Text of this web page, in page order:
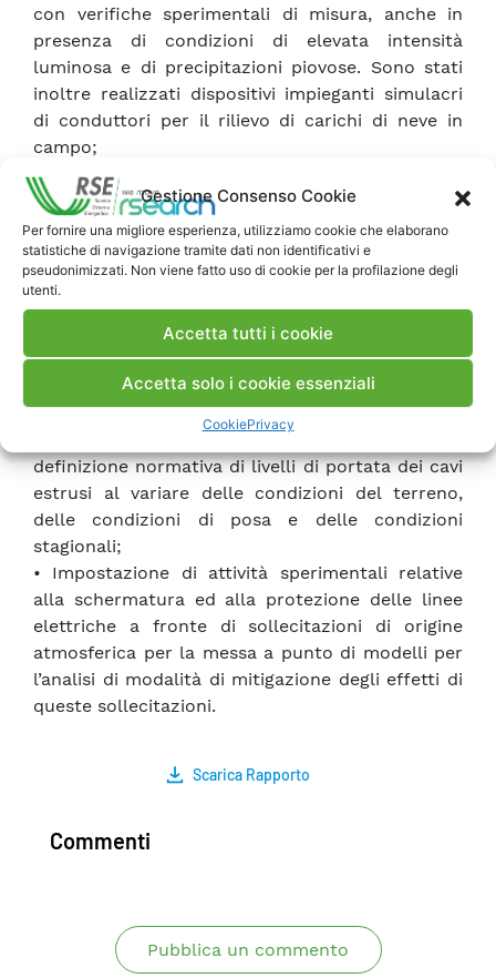
Gestione Consenso Cookie
Per fornire una migliore esperienza, utilizziamo cookie che elaborano
statistiche di navigazione tramite dati non identificativi e
pseudonimizzati. Non viene fatto uso di cookie per la profilazione degli
utenti.
Accetta tutti i cookie
Accetta solo i cookie essenziali
CookiePrivacy
con verifiche sperimentali di misura, anche in
presenza di condizioni di elevata intensità
luminosa e di precipitazioni piovose. Sono stati
inoltre realizzati dispositivi impieganti simulacri
di conduttori per il rilievo di carichi di neve in
campo;
• Impostazione di attività per la verifica di
dispositivi di misura della temperatura distribuita
dei conduttori di linee aeree in alta tensione
mediante sensori in fibra ottica, con riferimento
a campate sperimentali equipaggiate con funi di
guardia ottiche e con cavi ottici avvolti su
conduttore di fase;
• Impostazione delle attività e definizione del
layout di prova per la verifica delle portate in
corrente di cavi estrusi.
definizione normativa di livelli di portata dei cavi
estrusi al variare delle condizioni del terreno,
delle condizioni di posa e delle condizioni
stagionali;
• Impostazione di attività sperimentali relative
alla schermatura ed alla protezione delle linee
elettriche a fronte di sollecitazioni di origine
atmosferica per la messa a punto di modelli per
l’analisi di modalità di mitigazione degli effetti di
queste sollecitazioni.
Scarica Rapporto
Commenti
Pubblica un commento